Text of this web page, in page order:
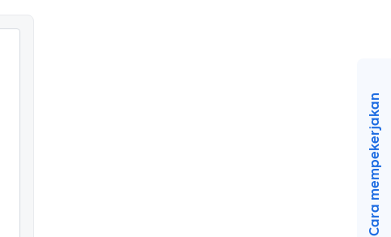
Cara mempekerjakan